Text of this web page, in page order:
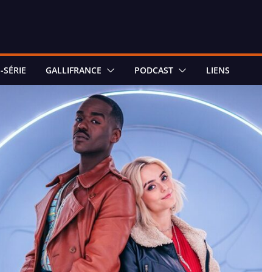
SÉRIE GALLIFRANCE PODCAST LIENS